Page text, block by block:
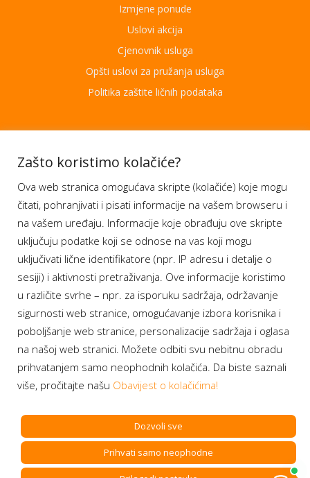
Izmjene ponude
Uslovi akcija
Cjenovnik usluga
Opšti uslovi za pružanja usluga
Politika zaštite ličnih podataka
Aplikacije
Moj BH Telecom
Dostupnost usluga
Moja webTV
Aukcije BH Telecom
Program lojalnosti
Bonus plus
Prijava za newsletter
Copyright BH Telecom d.d. Sarajevo. All rights reserved.
Zašto koristimo kolačiće?
Ova web stranica omogućava skripte (kolačiće) koje mogu
čitati, pohranjivati i pisati informacije na vašem browseru i
na vašem uređaju. Informacije koje obrađuju ove skripte
uključuju podatke koji se odnose na vas koji mogu
uključivati lične identifikatore (npr. IP adresu i detalje o
sesiji) i aktivnosti pretraživanja. Ove informacije koristimo
u različite svrhe – npr. za isporuku sadržaja, održavanje
sigurnosti web stranice, omogućavanje izbora korisnika i
poboljšanje web stranice, personalizacije sadržaja i oglasa
na našoj web stranici. Možete odbiti svu nebitnu obradu
prihvatanjem samo neophodnih kolačića. Da biste saznali
više, pročitajte našu Obavijest o kolačićima!
Dozvoli sve
Prihvati samo neophodne